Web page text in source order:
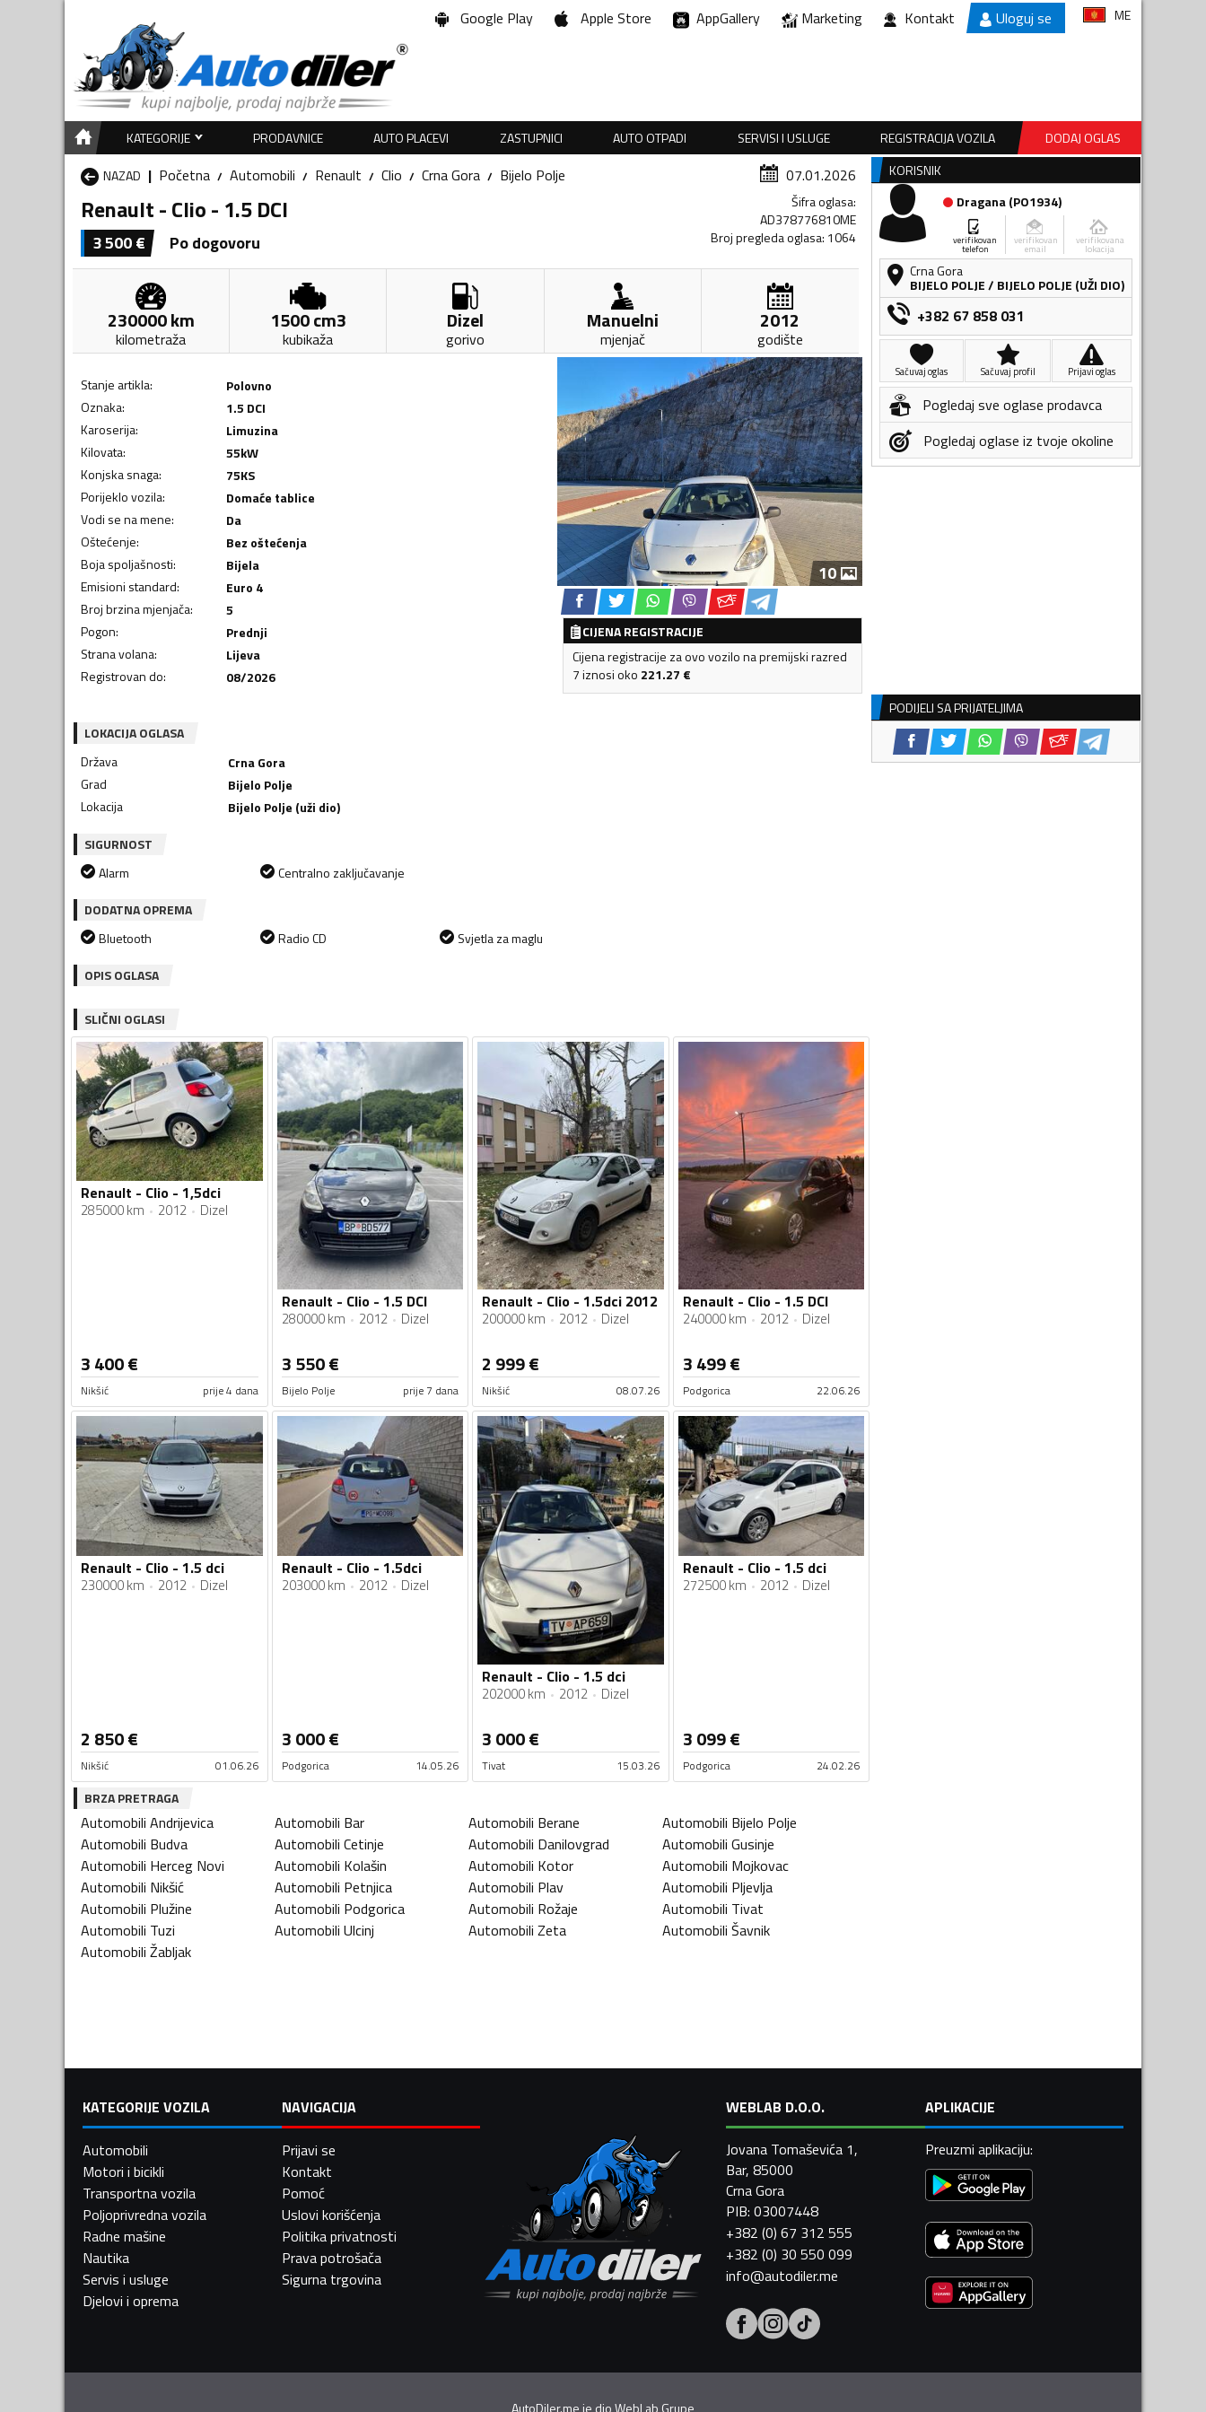
Google Play Apple Store AppGallery Marketing Kontakt Uloguj se ME
KATEGORIJE PRODAVNICE AUTO PLACEVI ZASTUPNICI AUTO OTPADI SERVISI I USLUGE REGISTRACIJA VOZILA
DODAJ OGLAS
NAZAD
Početna Automobili Renault Clio Crna Gora Bijelo Polje 07.01.2026
Renault - Clio - 1.5 DCI
3 500€ Po dogovoru
Šifra oglasa:
AD378776810ME
Broj pregleda oglasa: 1064
230000km
kilometraža
1500cm3
kubikaža
Dizel
gorivo
Manuelni
mjenjač
2012
godište
Stanje artikla:
Polovno
Oznaka:
1.5 DCI
Karoserija:
Limuzina
Kilovata: 55kW
Konjska snaga: 75KS
Porijeklo vozila:
Domaće tablice
Vodi se na mene:
Da
Oštećenje:
Bez oštećenja
Boja spoljašnosti:
Bijela
Emisioni standard:
Euro 4
Broj brzina mjenjača:
5
Pogon:
Prednji
Strana volana:
Lijeva
Registrovan do: 08/2026
10
CIJENA REGISTRACIJE
Cijena registracije za ovo vozilo na premijski razred
7 iznosi oko 221.27 €
LOKACIJA OGLASA
Država
Crna Gora
Grad
Bijelo Polje
Lokacija
Bijelo Polje (uži dio)
SIGURNOST
Alarm
Centralno zaključavanje
DODATNA OPREMA
Bluetooth
Radio CD
Svjetla za maglu
OPIS OGLASA
SLIČNI OGLASI
Renault - Clio - 1,5dci
285000 km 2012 Dizel
3 400€
Nikšić prije 4 dana
Renault - Clio - 1.5 DCI
280000 km 2012 Dizel
3 550€
Bijelo Polje prije 7 dana
Renault - Clio - 1.5dci 2012
200000 km 2012 Dizel
2 999€
Nikšić 08.07.26
Renault - Clio - 1.5 DCI
240000 km 2012 Dizel
3 499€
Podgorica 22.06.26
Renault - Clio - 1.5 dci
230000 km 2012 Dizel
2 850€
Nikšić 01.06.26
Renault - Clio - 1.5dci
203000 km 2012 Dizel
3 000€
Podgorica 14.05.26
Renault - Clio - 1.5 dci
202000 km 2012 Dizel
3 000€
Tivat 15.03.26
Renault - Clio - 1.5 dci
272500 km 2012 Dizel
3 099€
Podgorica 24.02.26
BRZA PRETRAGA
Automobili Andrijevica Automobili Bar Automobili Berane Automobili Bijelo Polje
Automobili Budva Automobili Cetinje Automobili Danilovgrad Automobili Gusinje
Automobili Herceg Novi Automobili Kolašin Automobili Kotor Automobili Mojkovac
Automobili Nikšić Automobili Petnjica Automobili Plav Automobili Pljevlja
Automobili Plužine Automobili Podgorica Automobili Rožaje Automobili Tivat
Automobili Tuzi Automobili Ulcinj Automobili Zeta Automobili Šavnik
Automobili Žabljak
KORISNIK
Dragana(PO1934)
verifikovan
telefon
verifikovan
email
verifikovana
lokacija
Crna Gora
BIJELO POLJE/ BIJELO POLJE (UŽI DIO)
+382 67 858 031
Sačuvaj oglas Sačuvaj profil Prijavi oglas
Pogledaj sve oglase prodavca
Pogledaj oglase iz tvoje okoline
PODIJELI SA PRIJATELJIMA
KATEGORIJE VOZILA
Automobili
Motori i bicikli
Transportna vozila
Poljoprivredna vozila
Radne mašine
Nautika
Servis i usluge
Djelovi i oprema
NAVIGACIJA
Prijavi se
Kontakt
Pomoć
Uslovi korišćenja
Politika privatnosti
Prava potrošača
Sigurna trgovina
WEBLAB D.O.O.
Jovana Tomaševića 1,
Bar, 85000
Crna Gora
PIB: 03007448
+382 (0) 67 312 555
+382 (0) 30 550 099
info@autodiler.me
APLIKACIJE
Preuzmi aplikaciju:
AutoDiler.me je dioWebLab Grupe